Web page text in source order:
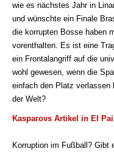
wie es nächstes Jahr in
und wünschte ein Finale
die korrupten Bosse haben
vorenthalten. Es ist eine
ein Frontalangriff auf die
wohl gewesen, wenn die
einfach den Platz
der Welt?
Kasparovs Artikel in El
Korruption im Fußball? Gibt